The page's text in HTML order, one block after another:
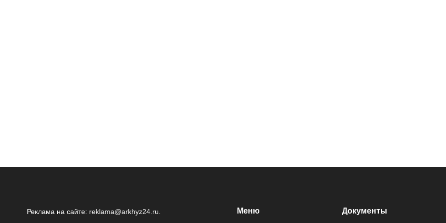
Реклама на сайте: reklama@arkhyz24.ru Меню Документы